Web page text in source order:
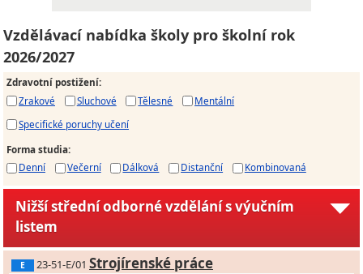
Vzdělávací nabídka školy pro školní rok
2026/2027
Zdravotní postižení:
Zrakové
Sluchové Tělesné
Mentální
Specifické poruchy učení
Forma studia:
Denní
Večerní Dálková Distanční Kombinovaná
Nižší střední odborné vzdělání s výučním
listem
E 23-51-E/01 Strojírenské práce